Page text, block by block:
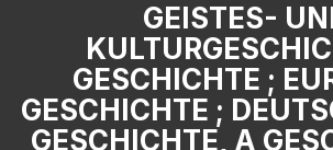
GEISTES-
GESCHICHTE ;
GESCHICHTE ;
GESCHICHTE, A